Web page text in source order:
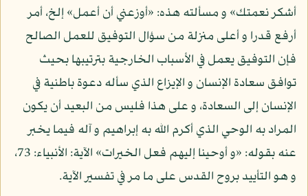
أشكر نعمتك» و مسألته هذه: «أوزعني أن أعمل» إلخ، أمر
أرفع قدرا و أعلى منزلة من سؤال التوفيق للعمل الصالح
فإن التوفيق يعمل في الأسباب الخارجية بترتيبها بحيث
توافق سعادة الإنسان و الإيزاع الذي سأله دعوة باطنية في
الإنسان إلى السعادة، و على هذا فليس من البعيد أن يكون
المراد به الوحي الذي أكرم الله به إبراهيم و آله فيما يخبر
عنه بقوله: «و أوحينا إليهم فعل الخيرات» الآية: الأنبياء: 73،
و هو التأييد بروح القدس على ما مر في تفسير الآية.